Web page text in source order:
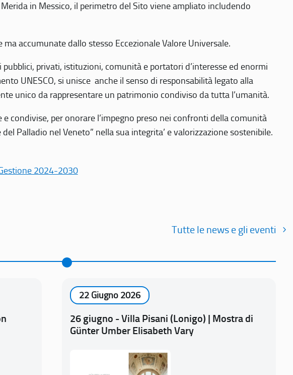
in Messico, il perimetro del Sito viene ampliato includendo
accumunate dallo stesso Eccezionale Valore Universale.
privati, istituzioni, comunità e portatori d’interesse ed enormi
UNESCO, si unisce anche il senso di responsabilità legato alla
unico da rappresentare un patrimonio condiviso da tutta l’umanità.
condivise, per onorare l’impegno preso nei confronti della comunità
Palladio nel Veneto” nella sua integrita’ e valorizzazione sostenibile.
2024-2030
Tutte le news e gli eventi
22 Giugno 2026
26 giugno - Villa Pisani (Lonigo) | Mostra di
Günter Umber Elisabeth Vary